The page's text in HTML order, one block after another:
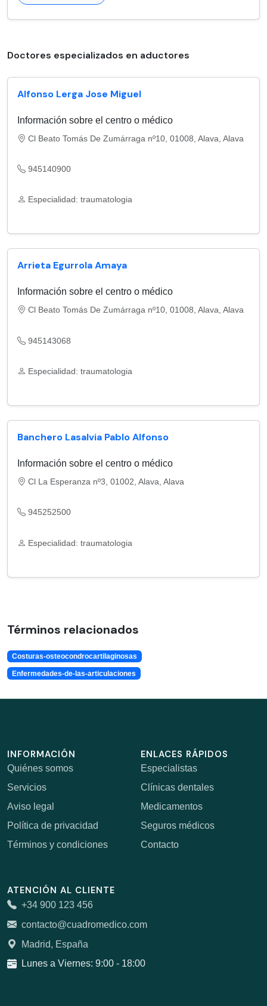
Doctores especializados en aductores
Alfonso Lerga Jose Miguel
Información sobre el centro o médico
Cl Beato Tomás De Zumárraga nº10, 01008, Alava, Alava
945140900
Especialidad: traumatologia
Arrieta Egurrola Amaya
Información sobre el centro o médico
Cl Beato Tomás De Zumárraga nº10, 01008, Alava, Alava
945143068
Especialidad: traumatologia
Banchero Lasalvia Pablo Alfonso
Información sobre el centro o médico
Cl La Esperanza nº3, 01002, Alava, Alava
945252500
Especialidad: traumatologia
Términos relacionados
Costuras-osteocondrocartilaginosas
Enfermedades-de-las-articulaciones
INFORMACIÓN
Quiénes somos
Servicios
Aviso legal
Política de privacidad
Términos y condiciones
ENLACES RÁPIDOS
Especialistas
Clínicas dentales
Medicamentos
Seguros médicos
Contacto
ATENCIÓN AL CLIENTE
+34 900 123 456
contacto@cuadromedico.com
Madrid, España
Lunes a Viernes: 9:00 - 18:00